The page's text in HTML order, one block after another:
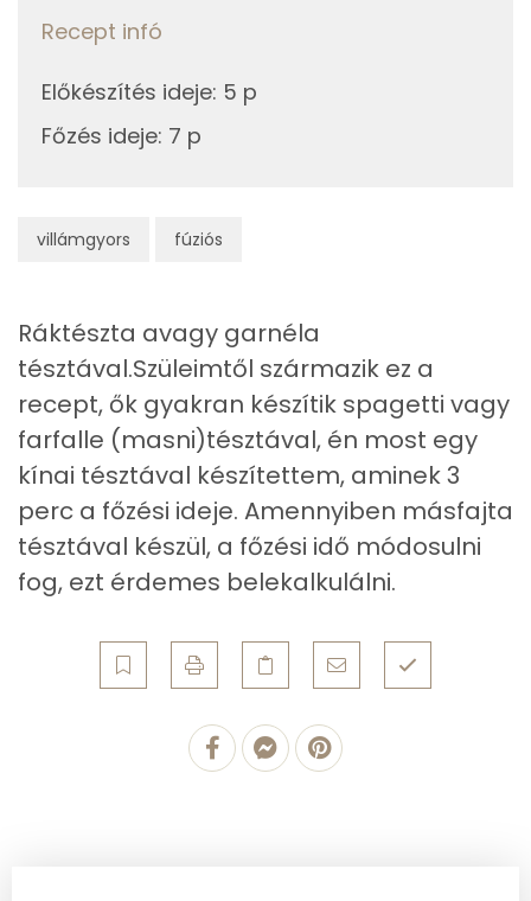
villámgyors fúziós
Összesen
TOP vitaminok
Kolin:
Niacin - B3 vitamin:
E vitamin:
Fehérje
Összesen 35.5 g
Zsír
Összesen
33.1 g
Egyszeresen telítetlen zsírsav:
Recept infó
Előkészítés ideje: 5 p
Főzés ideje: 7 p
Ráktészta avagy garnéla
tésztával.Szüleimtől származik ez a
recept, ők gyakran készítik spagetti vagy
farfalle (masni)tésztával, én most egy
kínai tésztával készítettem, aminek 3
perc a főzési ideje. Amennyiben másfajta
tésztával készül, a főzési idő módosulni
fog, ezt érdemes belekalkulálni.